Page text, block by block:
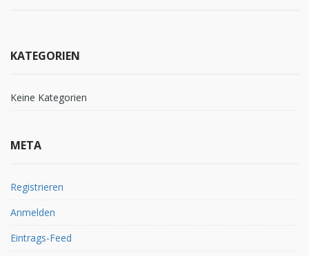
KATEGORIEN
Keine Kategorien
META
Registrieren
Anmelden
Eintrags-Feed